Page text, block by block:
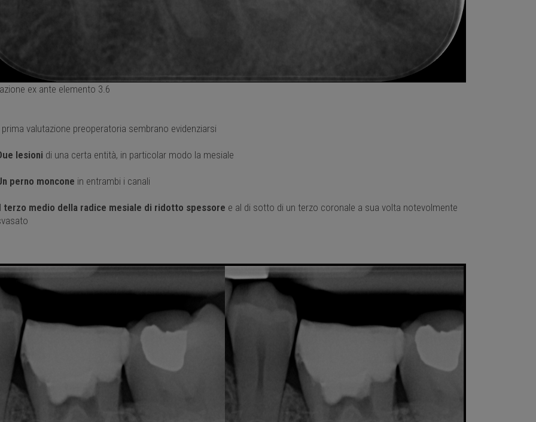
ex ante elemento 3.6
prima valutazione preoperatoria sembrano evidenziarsi
lesioni di una certa entità, in particolar modo la mesiale
perno moncone in entrambi i canali
terzo medio della radice mesiale di ridotto spessore e al di sotto di un terzo coronale a sua volta notevolmente